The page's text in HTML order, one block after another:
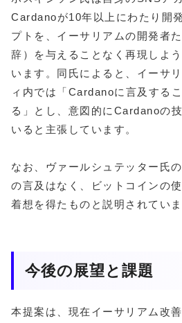
Cardanoが10年以上にわたり開
プトを、イーサリアムの開発者
辞）を与えることなく再現しよ
います。同氏によると、イーサ
ィ内では「Cardanoに言及する
る」とし、意図的にCardanoの
いると主張しています。
なお、ヴァールシュテッター氏
の言及はなく、ビットコインの
着想を得たものと説明されていま
今後の展望と課題
本提案は、現在イーサリアム改